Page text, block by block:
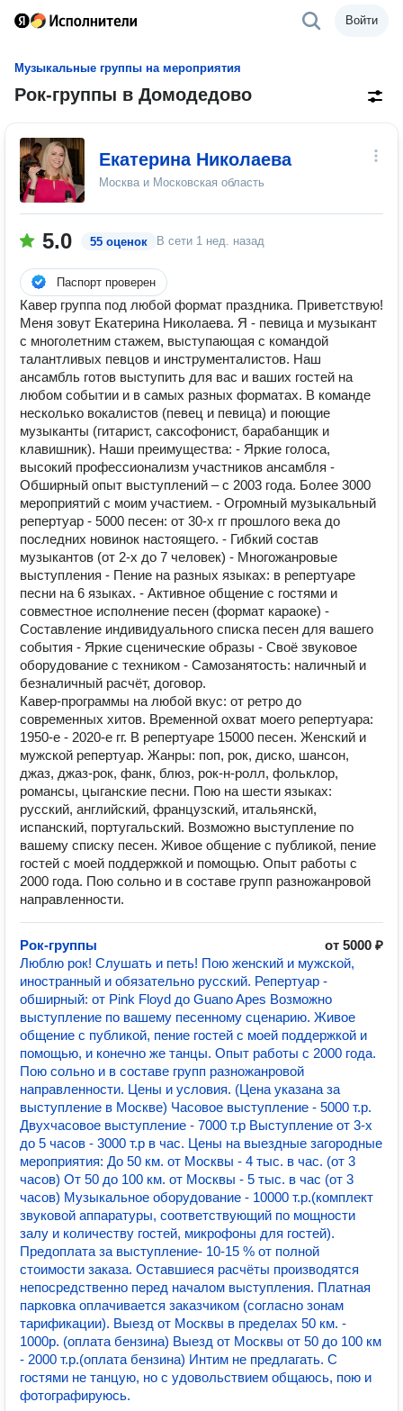
Войти
Музыкальные группы на мероприятия
Рок-группы в Домодедово
Екатерина Николаева
Москва и Московская область
5.0 55 оценок В сети 1 нед. назад
Паспорт проверен
Кавер группа под любой формат праздника. Приветствую!
Меня зовут Екатерина Николаева. Я - певица и музыкант
с многолетним стажем, выступающая с командой
талантливых певцов и инструменталистов. Наш
ансамбль готов выступить для вас и ваших гостей на
любом событии и в самых разных форматах. В команде
несколько вокалистов (певец и певица) и поющие
музыканты (гитарист, саксофонист, барабанщик и
клавишник). Наши преимущества: - Яркие голоса,
высокий профессионализм участников ансамбля -
Обширный опыт выступлений – с 2003 года. Более 3000
мероприятий с моим участием. - Огромный музыкальный
репертуар - 5000 песен: от 30-х гг прошлого века до
последних новинок настоящего. - Гибкий состав
музыкантов (от 2-х до 7 человек) - Многожанровые
выступления - Пение на разных языках: в репертуаре
песни на 6 языках. - Активное общение с гостями и
совместное исполнение песен (формат караоке) -
Составление индивидуального списка песен для вашего
события - Яркие сценические образы - Своё звуковое
оборудование с техником - Самозанятость: наличный и
безналичный расчёт, договор.
Кавер-программы на любой вкус: от ретро до
современных хитов. Временной охват моего репертуара:
1950-е - 2020-е гг. В репертуаре 15000 песен. Женский и
мужской репертуар. Жанры: поп, рок, диско, шансон,
джаз, джаз-рок, фанк, блюз, рок-н-ролл, фольклор,
романсы, цыганские песни. Пою на шести языках:
русский, английский, французский, итальянскй,
испанский, португальский. Возможно выступление по
вашему списку песен. Живое общение с публикой, пение
гостей с моей поддержкой и помощью. Опыт работы с
2000 года. Пою сольно и в составе групп разножанровой
направленности.
Рок-группы
от 5000 ₽
Люблю рок! Слушать и петь! Пою женский и мужской,
иностранный и обязательно русский. Репертуар -
обширный: от Pink Floyd до Guano Apes Возможно
выступление по вашему песенному сценарию. Живое
общение с публикой, пение гостей с моей поддержкой и
помощью, и конечно же танцы. Опыт работы с 2000 года.
Пою сольно и в составе групп разножанровой
направленности. Цены и условия. (Цена указана за
выступление в Москве) Часовое выступление - 5000 т.р.
Двухчасовое выступление - 7000 т.р Выступление от 3-х
до 5 часов - 3000 т.р в час. Цены на выездные загородные
мероприятия: До 50 км. от Москвы - 4 тыс. в час. (от 3
часов) От 50 до 100 км. от Москвы - 5 тыс. в час (от 3
часов) Музыкальное оборудование - 10000 т.р.(комплект
звуковой аппаратуры, соответствующий по мощности
залу и количеству гостей, микрофоны для гостей).
Предоплата за выступление- 10-15 % от полной
стоимости заказа. Оставшиеся расчёты производятся
непосредственно перед началом выступления. Платная
парковка оплачивается заказчиком (согласно зонам
тарификации). Выезд от Москвы в пределах 50 км. -
1000р. (оплата бензина) Выезд от Москвы от 50 до 100 км
- 2000 т.р.(оплата бензина) Интим не предлагать. С
гостями не танцую, но с удовольствием общаюсь, пою и
фотографируюсь.